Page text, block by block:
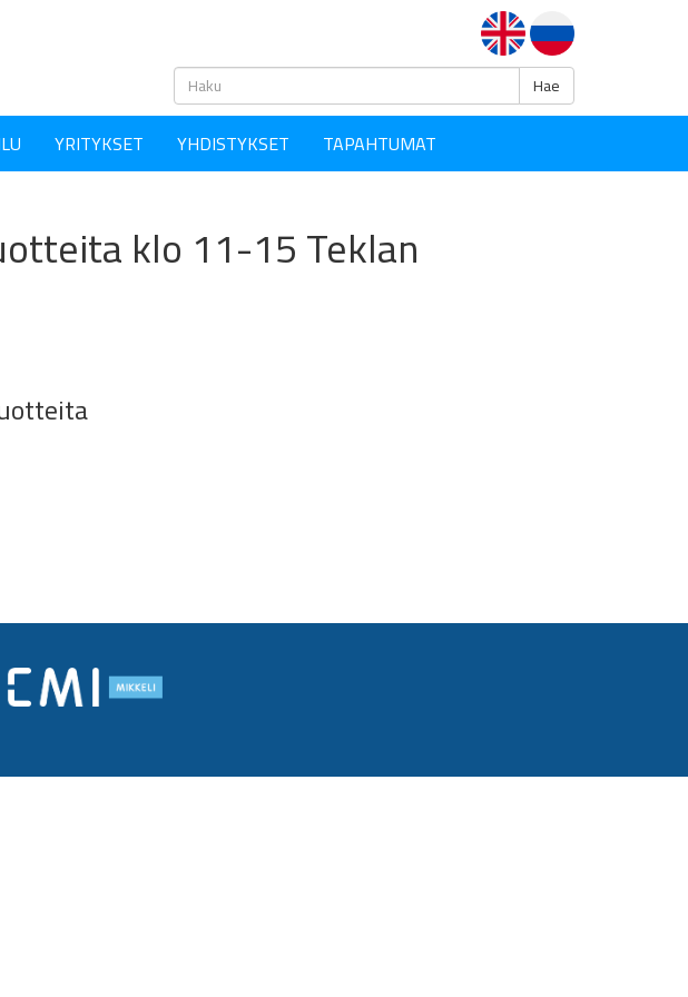
Haku
Hae
YRITYKSET YHDISTYKSET TAPAHTUMAT
klo 11-15 Teklan